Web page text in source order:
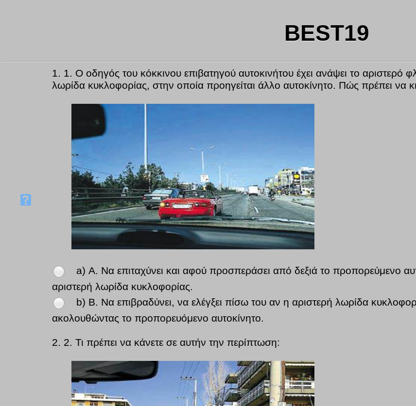
BEST19
1. 1. Ο οδηγός του κόκκινου επιβατηγού αυτοκινήτου έχει ανάψει το αριστερό
λωρίδα κυκλοφορίας, στην οποία προηγείται άλλο αυτοκίνητο. Πώς πρέπει να
a) Α. Να επιταχύνει και αφού προσπεράσει από δεξιά το προπορεύμενο
αριστερή λωρίδα κυκλοφορίας.
b) Β. Να επιβραδύνει, να ελέγξει πίσω του αν η αριστερή λωρίδα
ακολουθώντας το προπορευόμενο αυτοκίνητο.
2. 2. Τι πρέπει να κάνετε σε αυτήν την περίπτωση: